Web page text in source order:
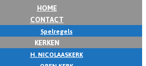
HOME
CONTACT
Spelregels
KERKEN
H. NICOLAASKERK